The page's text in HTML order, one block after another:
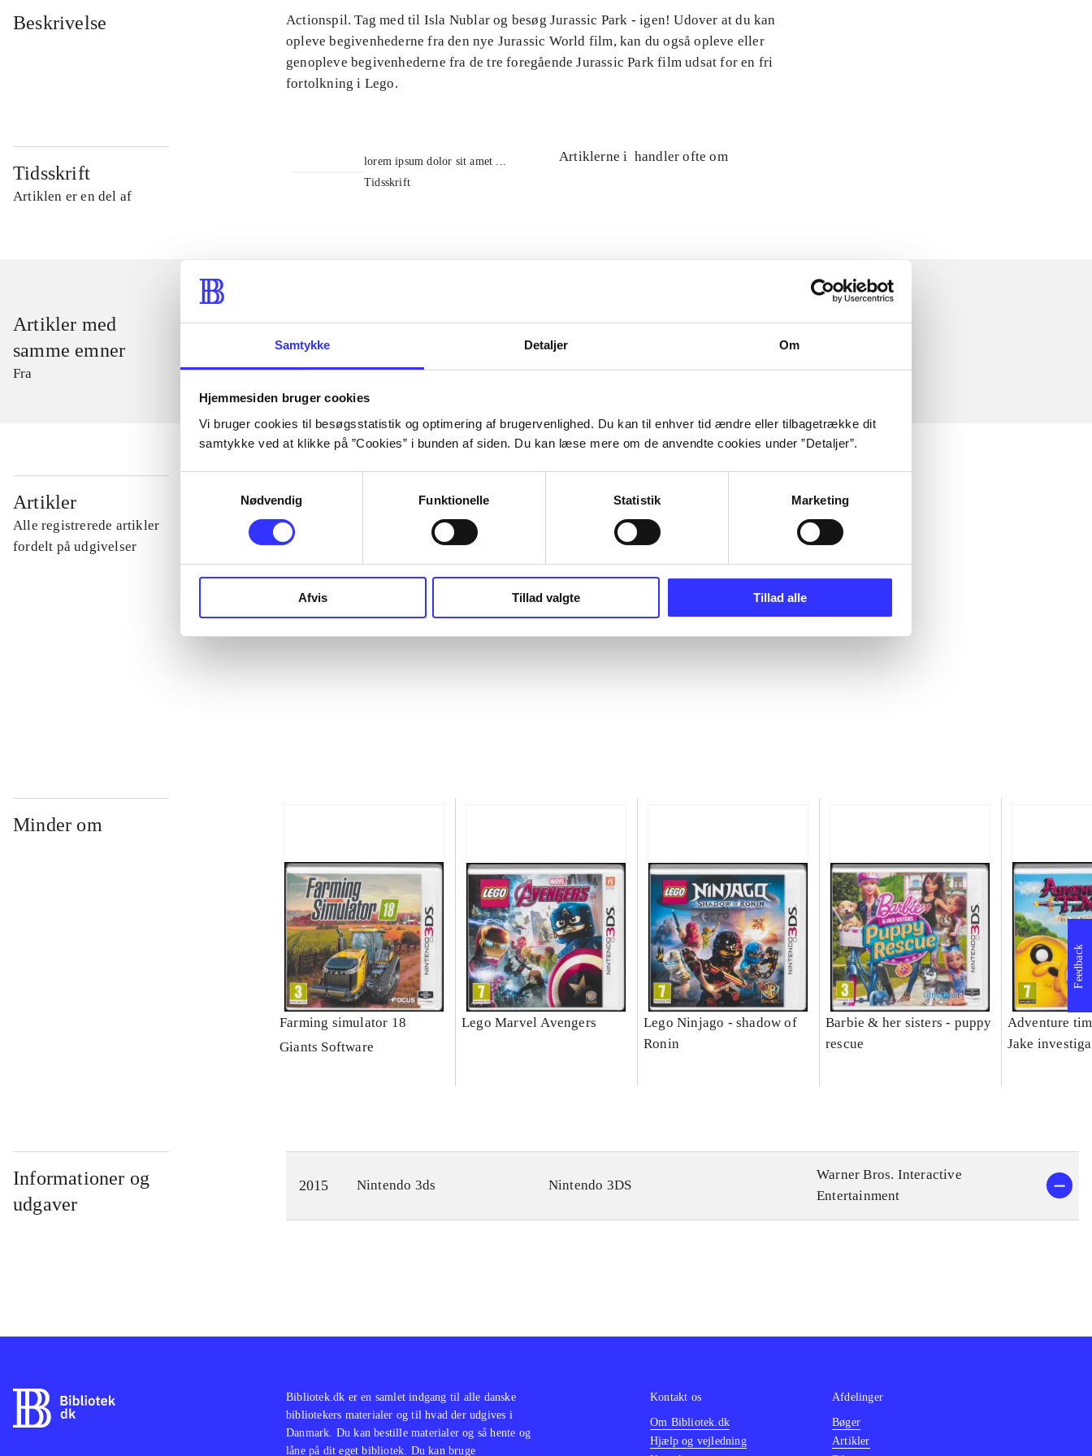
Samtykke Detaljer Om
Hjemmesiden bruger cookies
Vi bruger cookies til besøgsstatistik og optimering af brugervenlighed. Du kan til enhver tid ændre eller tilbagetrække dit
samtykke ved at klikke på ”Cookies” i bunden af siden. Du kan læse mere om de anvendte cookies under ”Detaljer”.
Nødvendig
Funktionelle Statistik Marketing
Afvis Tillad valgte Tillad alle
Beskrivelse
Actionspil. Tag med til Isla Nublar og besøg Jurassic Park - igen! Udover at du kan
opleve begivenhederne fra den nye Jurassic World film, kan du også opleve eller
genopleve begivenhederne fra de tre foregående Jurassic Park film udsat for en fri
fortolkning i Lego.
Tidsskrift
Artiklen er en del af
lorem ipsum dolor sit amet ...
Tidsskrift
Artiklerne i handler ofte om
Artikler med
samme emner
Fra
Artikler
Alle registrerede artikler
fordelt på udgivelser
...
Minder om
Farming simulator 18
Giants Software
Lego Marvel Avengers
Lego Ninjago - shadow of
Ronin
Barbie & her sisters - puppy
rescue
Adventure
Jake
Informationer og
udgaver
2015 Nintendo 3ds Nintendo 3DS
Warner Bros. Interactive
Entertainment
Feedback
Bibliotek.dk er en samlet indgang til alle danske
bibliotekers materialer og til hvad der udgives i
Danmark. Du kan bestille materialer og så hente og
låne på dit eget bibliotek. Du kan bruge
Kontakt os
Om Bibliotek.dk
Hjælp og vejledning
Afdelinger
Bøger
Artikler